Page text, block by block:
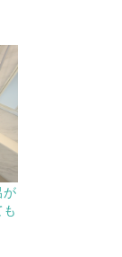
が